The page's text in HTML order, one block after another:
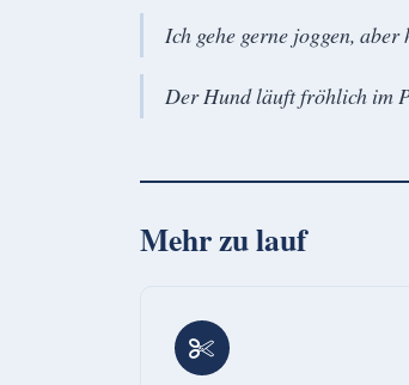
Ich gehe gerne joggen,
Der Hund läuft fröhlich im
Mehr zulauf